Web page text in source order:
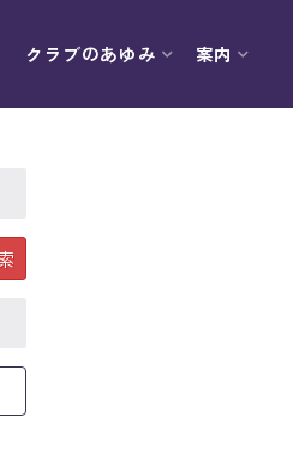
クラブのあゆみ 案内